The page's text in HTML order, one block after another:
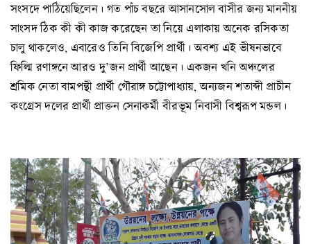
সংসদে পাঠিয়েছিলেন। গত পাঁচ বছরে আসানসোল বাসীর জন্য মাননীয়
সাংসদ ঠিক কী কী কাজ করেছেন তা নিয়ে এলাকায় অনেক রসিকতা
চালু থাকলেও, এবারেও তিনি বিজেপি প্রার্থী। অবশ্য এই ভীষনভাবে
ফিল্মি রণাঙ্গনে আরও দু’জন প্রার্থী আছেন। একজন খনি অঞ্চলের
শ্রমিক নেতা বামপন্থী প্রার্থী গৌরাঙ্গ চট্টোপাধ্যায়, অন্যজন শতাব্দী প্রাচীন
কংগ্রেস দলের প্রার্থী প্রাক্তন সেনাকর্মী বীরভূম নিবাসী বিশ্বরূপ মন্ডল।